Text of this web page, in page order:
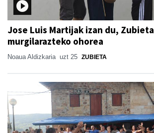
Jose Luis Martijak izan du,
murgilarazteko ohorea
Noaua Aldizkaria uzt 25 ZUBIETA